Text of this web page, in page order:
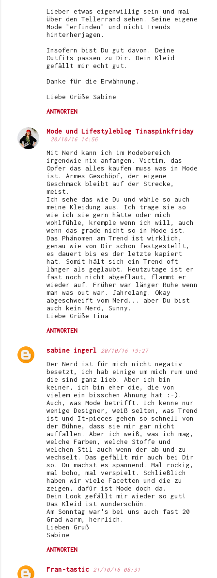
Lieber etwas eigenwillig sein und mal
über den Tellerrand sehen. Seine eigene
Mode "erfinden" und nicht Trends
hinterherjagen.
Insofern bist Du gut davon. Deine
Outfits passen zu Dir. Dein Kleid
gefällt mir echt gut.
Danke für die Erwähnung.
Liebe Grüße Sabine
ANTWORTEN
Mode und Lifestyleblog Tinaspinkfriday
20/10/16 14:56
Mit Nerd kann ich im Modebereich
irgendwie nix anfangen. Victim, das
Opfer das alles kaufen muss was in Mode
ist. Armes Geschöpf, der eigene
Geschmack bleibt auf der Strecke,
meist.
Ich sehe das wie Du und wähle so auch
meine Kleidung aus. Ich trage sie so
wie ich sie gern hätte oder mich
wohlfühle, kremple wenn ich will, auch
wenn das grade nicht so in Mode ist.
Das Phänomen am Trend ist wirklich,
genau wie von Dir schon festgestellt,
es dauert bis es der letzte kapiert
hat. Somit hält sich ein Trend oft
länger als geglaubt. Heutzutage ist er
fast noch nicht abgeflaut, flammt er
wieder auf. Früher war länger Ruhe wenn
man was out war. Jahrelang. Okay
abgeschweift vom Nerd... aber Du bist
auch kein Nerd, Sunny.
Liebe Grüße Tina
ANTWORTEN
sabine ingerl 20/10/16 19:27
Der Nerd ist für mich nicht negativ
besetzt, ich hab einige um mich rum und
die sind ganz lieb. Aber ich bin
keiner, ich bin eher die, die von
vielem ein bisschen Ahnung hat :-).
Auch, was Mode betrifft. Ich kenne nur
wenige Designer, weiß selten, was Trend
ist und It-pieces gehen so schnell von
der Bühne, dass sie mir gar nicht
auffallen. Aber ich weiß, was ich mag,
welche Farben, welche Stoffe und
welchen Stil auch wenn der ab und zu
wechselt. Das gefällt mir auch bei Dir
so. Du machst es spannend. Mal rockig,
mal boho, mal verspielt. Schließlich
haben wir viele Facetten und die zu
zeigen, dafür ist Mode doch da.
Dein Look gefällt mir wieder so gut!
Das Kleid ist wunderschön.
Am Sonntag war's bei uns auch fast 20
Grad warm, herrlich.
Lieben Gruß
Sabine
ANTWORTEN
Fran-tastic 21/10/16 08:31